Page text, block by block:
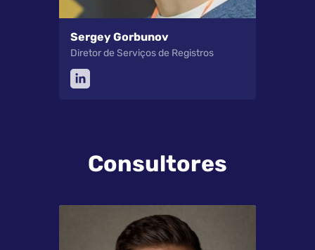
Sergey Gorbunov
Diretor de Serviços de Registros
Consultores